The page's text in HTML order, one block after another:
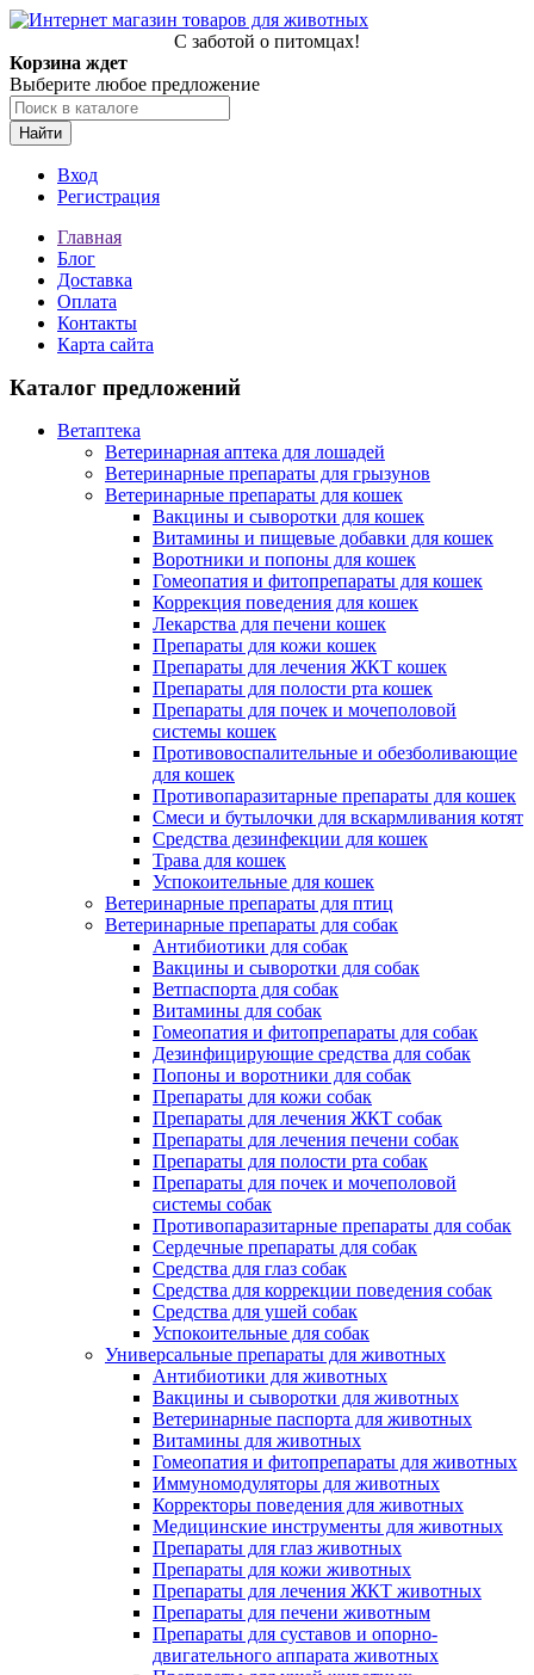
С заботой о питомцах!
Корзина ждет
Выберите любое предложение
Найти
Вход
Регистрация
Главная
Блог
Доставка
Оплата
Контакты
Карта сайта
Каталог предложений
Ветаптека
Ветеринарная аптека для лошадей
Ветеринарные препараты для грызунов
Ветеринарные препараты для кошек
Вакцины и сыворотки для кошек
Витамины и пищевые добавки для кошек
Воротники и попоны для кошек
Гомеопатия и фитопрепараты для кошек
Коррекция поведения для кошек
Лекарства для печени кошек
Препараты для кожи кошек
Препараты для лечения ЖКТ кошек
Препараты для полости рта кошек
Препараты для почек и мочеполовой
системы кошек
Противовоспалительные и обезболивающие
для кошек
Противопаразитарные препараты для кошек
Смеси и бутылочки для вскармливания котят
Средства дезинфекции для кошек
Трава для кошек
Успокоительные для кошек
Ветеринарные препараты для птиц
Ветеринарные препараты для собак
Антибиотики для собак
Вакцины и сыворотки для собак
Ветпаспорта для собак
Витамины для собак
Гомеопатия и фитопрепараты для собак
Дезинфицирующие средства для собак
Попоны и воротники для собак
Препараты для кожи собак
Препараты для лечения ЖКТ собак
Препараты для лечения печени собак
Препараты для полости рта собак
Препараты для почек и мочеполовой
системы собак
Противопаразитарные препараты для собак
Сердечные препараты для собак
Средства для глаз собак
Средства для коррекции поведения собак
Средства для ушей собак
Успокоительные для собак
Универсальные препараты для животных
Антибиотики для животных
Вакцины и сыворотки для животных
Ветеринарные паспорта для животных
Витамины для животных
Гомеопатия и фитопрепараты для животных
Иммуномодуляторы для животных
Корректоры поведения для животных
Медицинские инструменты для животных
Препараты для глаз животных
Препараты для кожи животных
Препараты для лечения ЖКТ животных
Препараты для печени животным
Препараты для суставов и опорно-
двигательного аппарата животных